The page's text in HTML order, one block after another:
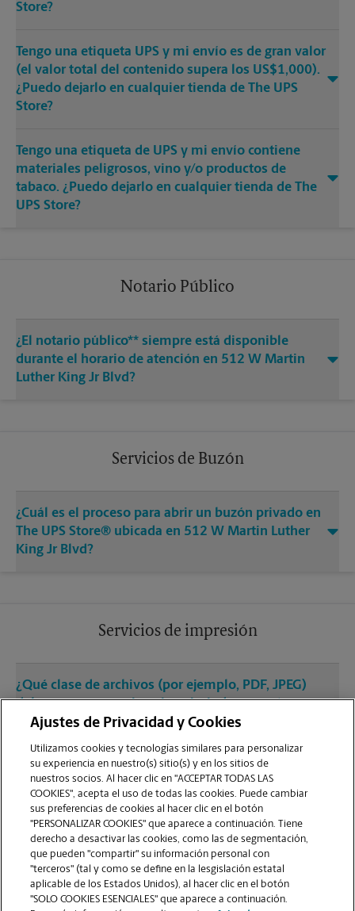
Store?
Tengo una etiqueta UPS y mi envío es de gran valor
(el valor total del contenido supera los US$1,000).
¿Puedo dejarlo en cualquier tienda de The UPS
Store?
Tengo una etiqueta de UPS y mi envío contiene
materiales peligrosos, vino y/o productos de
tabaco. ¿Puedo dejarlo en cualquier tienda de The
UPS Store?
Notario Público
¿El notario público** siempre está disponible
durante el horario de atención en 512 W Martin
Luther King Jr Blvd?
Servicios de Buzón
¿Cuál es el proceso para abrir un buzón privado en
The UPS Store® ubicada en 512 W Martin Luther
King Jr Blvd?
Servicios de impresión
¿Qué clase de archivos (por ejemplo, PDF, JPEG)
debo usar para enviar a imprimir documentos en
la sucursal de Austin?
¿Puedo terminar un trabajo de impresión
(laminado, encuadernado o engrapado) en la
sucursal ubicada en 512 W Martin Luther King Jr
Blvd?
¿La sucursal de Austin ofrece servicios de
impresión de gran formato como pancartas,
carteles o planos?
Ajustes de Privacidad y Cookies
Utilizamos cookies y tecnologías similares para personalizar
su experiencia en nuestro(s) sitio(s) y en los sitios de
nuestros socios. Al hacer clic en "ACCEPTAR TODAS LAS
COOKIES", acepta el uso de todas las cookies. Puede cambiar
sus preferencias de cookies al hacer clic en el botón
"PERSONALIZAR COOKIES" que aparece a continuación. Tiene
derecho a desactivar las cookies, como las de segmentación,
que pueden "compartir" su información personal con
"terceros" (tal y como se define en la lesgislación estatal
aplicable de los Estados Unidos), al hacer clic en el botón
"SOLO COOKIES ESENCIALES" que aparece a continuación.